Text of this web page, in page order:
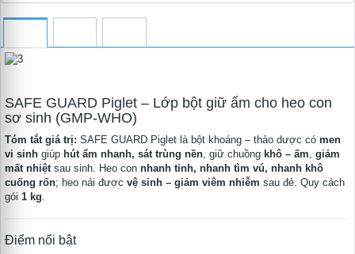
SAFE GUARD Piglet – Lớp bột giữ ấm cho heo con
sơ sinh (GMP-WHO)
Tóm tắt giá trị: SAFE GUARD Piglet là bột khoáng – thảo dược có men
vi sinh giúp hút ẩm nhanh, sát trùng nền, giữ chuồng khô – ấm, giảm
mất nhiệtsau sinh. Heo con nhanh tỉnh, nhanh tìm vú, nhanh khô
cuống rốn; heo nái được vệ sinh – giảm viêm nhiễm sau đẻ. Quy cách
gói 1 kg.
Điểm nổi bật